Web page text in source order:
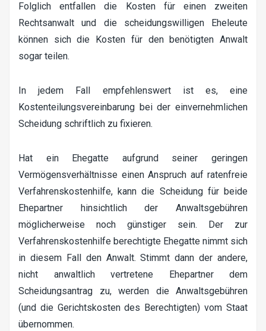
Folglich entfallen die Kosten für einen zweiten
Rechtsanwalt und die scheidungswilligen Eheleute
können sich die Kosten für den benötigten Anwalt
sogar teilen.
In jedem Fall empfehlenswert ist es, eine
Kostenteilungsvereinbarung bei der einvernehmlichen
Scheidung schriftlich zu fixieren.
Hat ein Ehegatte aufgrund seiner geringen
Vermögensverhältnisse einen Anspruch auf ratenfreie
Verfahrenskostenhilfe, kann die Scheidung für beide
Ehepartner hinsichtlich der Anwaltsgebühren
möglicherweise noch günstiger sein. Der zur
Verfahrenskostenhilfe berechtigte Ehegatte nimmt sich
in diesem Fall den Anwalt. Stimmt dann der andere,
nicht anwaltlich vertretene Ehepartner dem
Scheidungsantrag zu, werden die Anwaltsgebühren
(und die Gerichtskosten des Berechtigten) vom Staat
übernommen.